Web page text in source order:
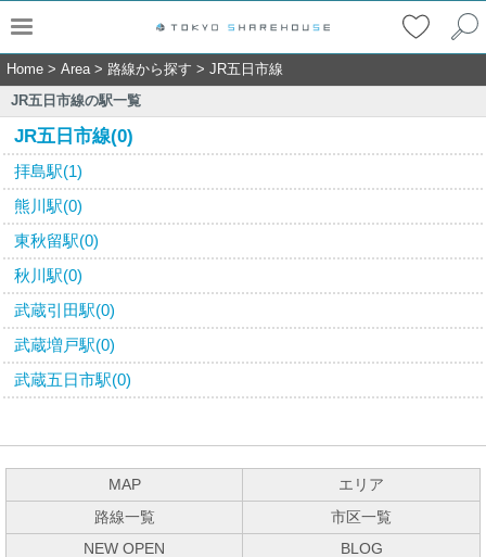
Home > Area> 路線から探す > JR五日市線
JR五日市線の駅一覧
JR五日市線(0)
拝島駅(1)
熊川駅(0)
東秋留駅(0)
秋川駅(0)
武蔵引田駅(0)
武蔵増戸駅(0)
武蔵五日市駅(0)
MAP
エリア
路線一覧
市区一覧
NEW OPEN
BLOG